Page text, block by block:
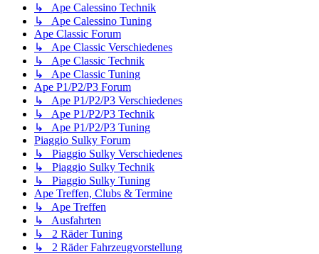
↳ Ape Calessino Technik
↳ Ape Calessino Tuning
Ape Classic Forum
↳ Ape Classic Verschiedenes
↳ Ape Classic Technik
↳ Ape Classic Tuning
Ape P1/P2/P3 Forum
↳ Ape P1/P2/P3 Verschiedenes
↳ Ape P1/P2/P3 Technik
↳ Ape P1/P2/P3 Tuning
Piaggio Sulky Forum
↳ Piaggio Sulky Verschiedenes
↳ Piaggio Sulky Technik
↳ Piaggio Sulky Tuning
Ape Treffen, Clubs & Termine
↳ Ape Treffen
↳ Ausfahrten
↳ 2 Räder Tuning
↳ 2 Räder Fahrzeugvorstellung